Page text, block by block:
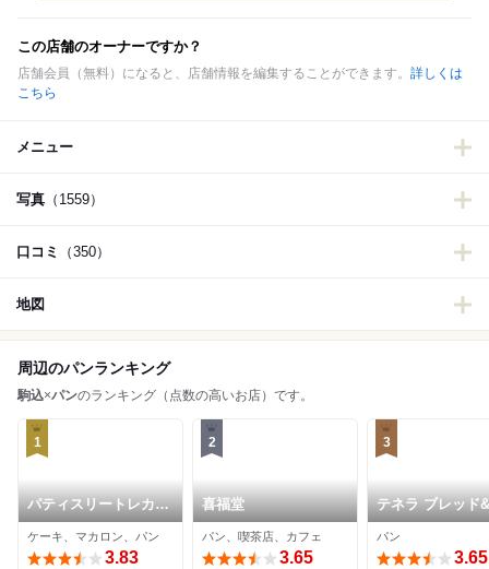
この店舗のオーナーですか？
店舗会員（無料）になると、店舗情報を編集することができます。 詳しくは
こちら
メニュー
写真 （1559）
口コミ （350）
地図
周辺のパンランキング
駒込×パンのランキング（点数の高いお店）です。
1
パティスリートレカル
ム
ケーキ、マカロン、パン
3.83
2
喜福堂
パン、喫茶店、カフェ
3.65
3
テネラ ブレッド
ルズ
パン
3.65